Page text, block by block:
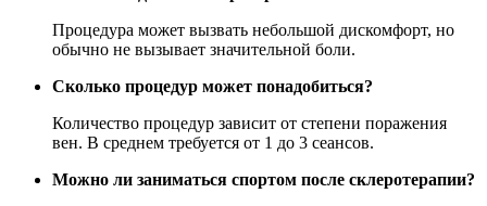
Процедура может вызвать небольшой дискомфорт, но
обычно не вызывает значительной боли.
Сколько процедур может понадобиться?
Количество процедур зависит от степени поражения
вен. В среднем требуется от 1 до 3 сеансов.
Можно ли заниматься спортом после склеротерапии?